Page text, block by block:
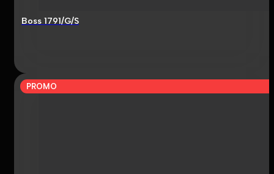
Boss 1791/G/S
PROMO